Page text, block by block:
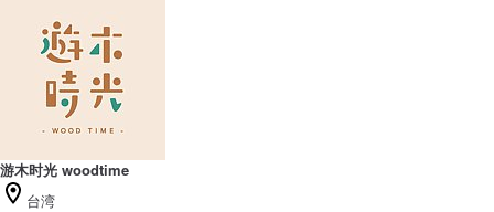
游木时光 woodtime
台湾